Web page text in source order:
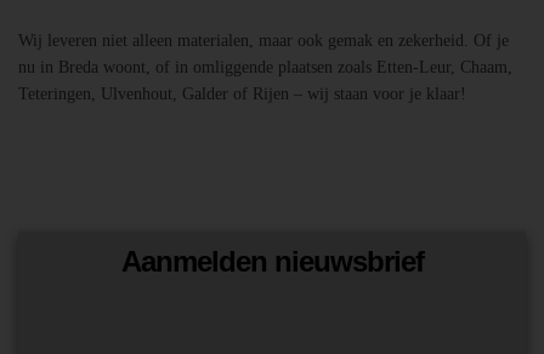
Wij leveren niet alleen materialen, maar ook gemak en zekerheid. Of je
nu in Breda woont, of in omliggende plaatsen zoals Etten-Leur, Chaam,
Teteringen, Ulvenhout, Galder of Rijen – wij staan voor je klaar!
Aanmelden nieuwsbrief